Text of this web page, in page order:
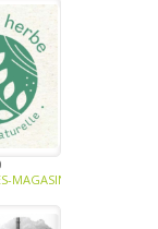
- MAGASINS ET HORECA-